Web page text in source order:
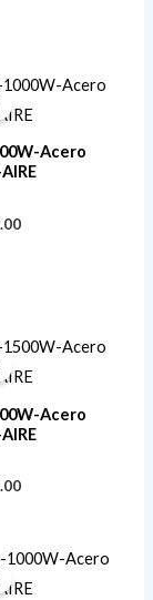
Acero
El
precio
actual
$49.00.
Acero
El
precio
actual
$49.00.
El
precio
actual